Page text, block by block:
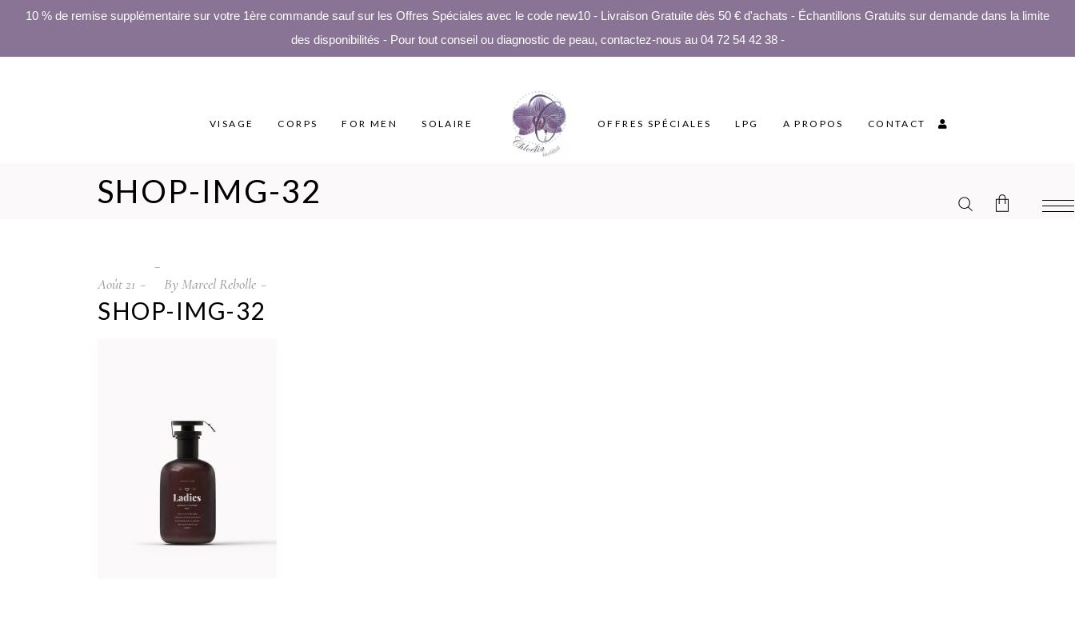
10 % de remise supplémentaire sur votre 1ère commande sauf sur les Offres Spéciales avec le code new10 - Livraison Gratuite dès 50 € d'achats - Échantillons Gratuits sur demande dans la limite
des disponibilités - Pour tout conseil ou diagnostic de peau, contactez-nous au 04 72 54 42 38 -
VISAGE CORPS FOR MEN SOLAIRE OFFRES SPÉCIALES LPG A PROPOS CONTACT
SHOP-IMG-32
Août21 By Marcel Rebolle
SHOP-IMG-32